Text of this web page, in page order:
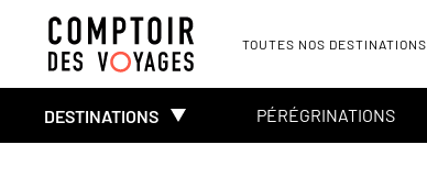
TOUTES NOS DESTINATIONS
DESTINATIONS PÉRÉGRINATIONS